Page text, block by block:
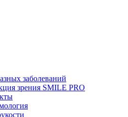
заболеваний
зрения SMILE PRO